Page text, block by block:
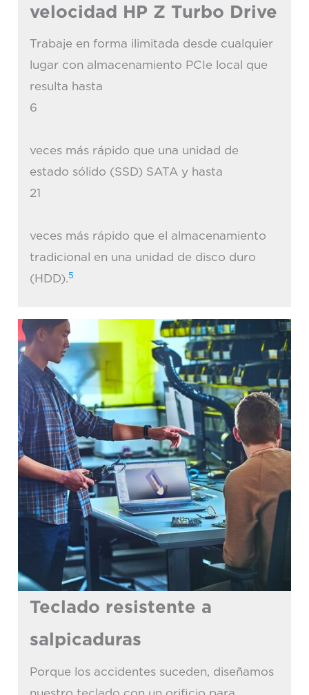
velocidad HP Z Turbo Drive
Trabaje en forma ilimitada desde cualquier
lugar con almacenamiento PCIe local que
resulta hasta
6
veces más rápido que una unidad de
estado sólido (SSD) SATA y hasta
21
veces más rápido que el almacenamiento
tradicional en una unidad de disco duro
(HDD).5
Teclado resistente a
salpicaduras
Porque los accidentes suceden, diseñamos